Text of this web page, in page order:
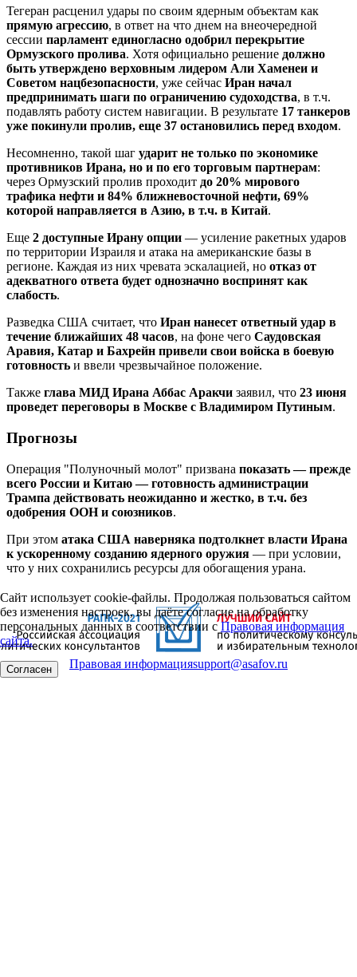
Тегеран расценил удары по своим ядерным объектам как
прямую агрессию, в ответ на что днем на внеочередной
сессии парламент единогласно одобрил перекрытие
Ормузского пролива. Хотя официально решение должно
быть утверждено верховным лидером Али Хаменеи и
Советом нацбезопасности, уже сейчас Иран начал
предпринимать шаги по ограничению судоходства, в т.ч.
подавлять работу систем навигации. В результате 17 танкеров
уже покинули пролив, еще 37 остановились перед входом.
Несомненно, такой шаг ударит не только по экономике
противников Ирана, но и по его торговым партнерам:
через Ормузский пролив проходит до 20% мирового
трафика нефти и 84% ближневосточной нефти, 69%
которой направляется в Азию, в т.ч. в Китай.
Еще 2 доступные Ирану опции — усиление ракетных ударов
по территории Израиля и атака на американские базы в
регионе. Каждая из них чревата эскалацией, но отказ от
адекватного ответа будет однозначно воспринят как
слабость.
Разведка США считает, что Иран нанесет ответный удар в
течение ближайших 48 часов, на фоне чего Саудовская
Аравия, Катар и Бахрейн привели свои войска в боевую
готовность и ввели чрезвычайное положение.
Также глава МИД Ирана Аббас Аракчи заявил, что 23 июня
проведет переговоры в Москве с Владимиром Путиным.
Прогнозы
Операция "Полуночный молот" призвана показать — прежде
всего России и Китаю — готовность администрации
Трампа действовать неожиданно и жестко, в т.ч. без
одобрения ООН и союзников.
При этом атака США наверняка подтолкнет власти Ирана
к ускоренному созданию ядерного оружия — при условии,
что у них сохранились ресурсы для обогащения урана.
Сайт использует cookie-файлы. Продолжая пользоваться сайтом
без изменения настроек, вы даёте согласие на обработку
персональных данных в соответствии сПравовая информация
сайта.
Согласен Правовая информацияsupport@asafov.ru